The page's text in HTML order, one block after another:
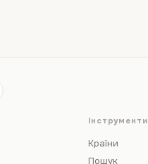
Інструменти
Країни
Пошук